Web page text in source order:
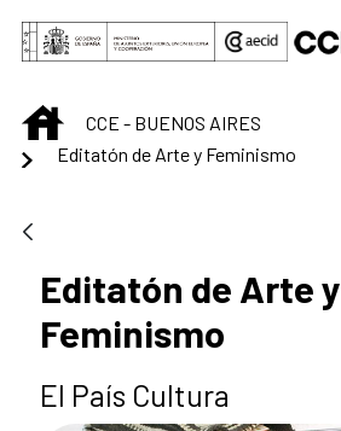
Saltar al contenido principal
INICIOCCE - BUENOS AIRES
Editatón de Arte y Feminismo
Editatón de Arte y
Feminismo
El País Cultura